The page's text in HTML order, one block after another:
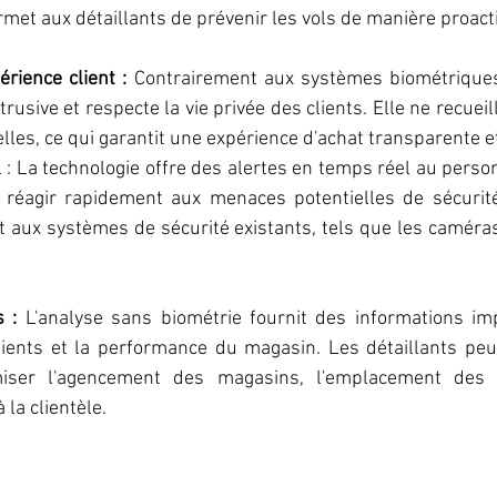
aux détaillants de prévenir les vols de manière
client : Contrairement aux systèmes
et respecte la vie privée des clients. Elle ne
ce qui garantit une expérience d'achat transparente
La technologie offre des alertes en temps réel au
rapidement aux menaces potentielles de
aux systèmes de sécurité existants, tels que les
: L'analyse sans biométrie fournit des informations
et la performance du magasin. Les détaillants
l'agencement des magasins, l'emplacement
la clientèle.